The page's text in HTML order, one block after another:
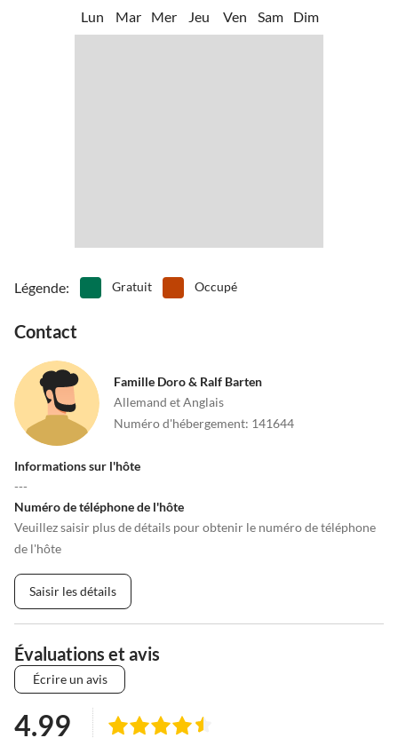
Tir à l'arcLun
Mar Mer Jeu Ven Sam Dim
Légende: Gratuit Occupé
Contact
Famille Doro & Ralf Barten
Allemand et Anglais
Numéro d'hébergement: 141644
Informations sur l'hôte
---
Numéro de téléphone de l'hôte
Veuillez saisir plus de détails pour obtenir le numéro de téléphone
de l'hôte
Saisir les détails
Évaluations et avis
Écrire un avis
4.99